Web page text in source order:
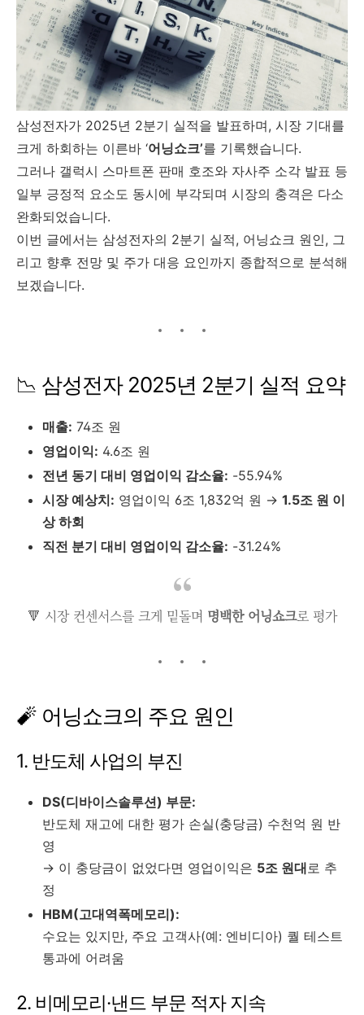
삼성전자가 2025년 2분기 실적을 발표하며, 시장 기대를
크게 하회하는 이른바 ‘어닝쇼크’를 기록했습니다.
그러나 갤럭시 스마트폰 판매 호조와 자사주 소각 발표 등
일부 긍정적 요소도 동시에 부각되며 시장의 충격은 다소
완화되었습니다.
이번 글에서는 삼성전자의 2분기 실적, 어닝쇼크 원인, 그
리고 향후 전망 및 주가 대응 요인까지 종합적으로 분석해
보겠습니다.
📉 삼성전자 2025년 2분기 실적 요약
매출: 74조 원
영업이익: 4.6조 원
전년 동기 대비 영업이익 감소율: -55.94%
시장 예상치: 영업이익 6조 1,832억 원 → 1.5조 원 이
상 하회
직전 분기 대비 영업이익 감소율: -31.24%
🔻 시장 컨센서스를 크게 밑돌며 명백한 어닝쇼크로 평가
🧨 어닝쇼크의 주요 원인
1. 반도체 사업의 부진
DS(디바이스솔루션) 부문:
반도체 재고에 대한 평가 손실(충당금) 수천억 원 반
영
→ 이 충당금이 없었다면 영업이익은 5조 원대 로 추
정
HBM(고대역폭메모리):
수요는 있지만, 주요 고객사(예: 엔비디아) 퀄 테스트
통과에 어려움
2. 비메모리·낸드 부문 적자 지속